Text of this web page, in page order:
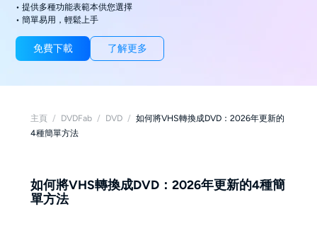
• 提供多種功能表範本供您選擇
• 簡單易用，輕鬆上手
免費下載 了解更多
主頁 / DVDFab / DVD / 如何將VHS轉換成DVD：2026年更新的
4種簡單方法
如何將VHS轉換成DVD：2026年更新的4種簡
單方法